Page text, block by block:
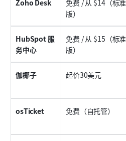
Zoho Desk
免费 / 从 $14（标准
版）
HubSpot 服
务中心
免费 / 从 $15（标准
版）
伽椰子 起价30美元
osTicket 免费（自托管）